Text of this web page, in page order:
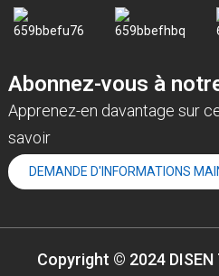
Abonnez-vous à
Apprenez-en davantage sur
savoir
DEMANDE D'INFORMATIONS
Copyright © 2024